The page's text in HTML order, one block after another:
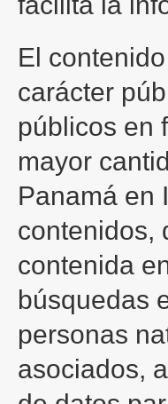
El
carácter
públicos en
mayor
Panamá en
contenidos,
contenida
búsquedas
personas
asociados,